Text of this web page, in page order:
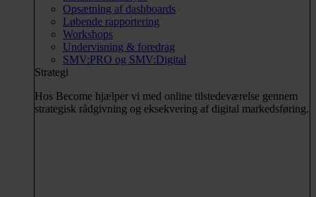
Opsætning af dashboards
Løbende rapportering
Workshops
Undervisning & foredrag
SMV:PRO og SMV:Digital
Strategi
Hos Become hjælper vi med online tilstedeværelse gennem
strategisk rådgivning og eksekvering af digital markedsføring.